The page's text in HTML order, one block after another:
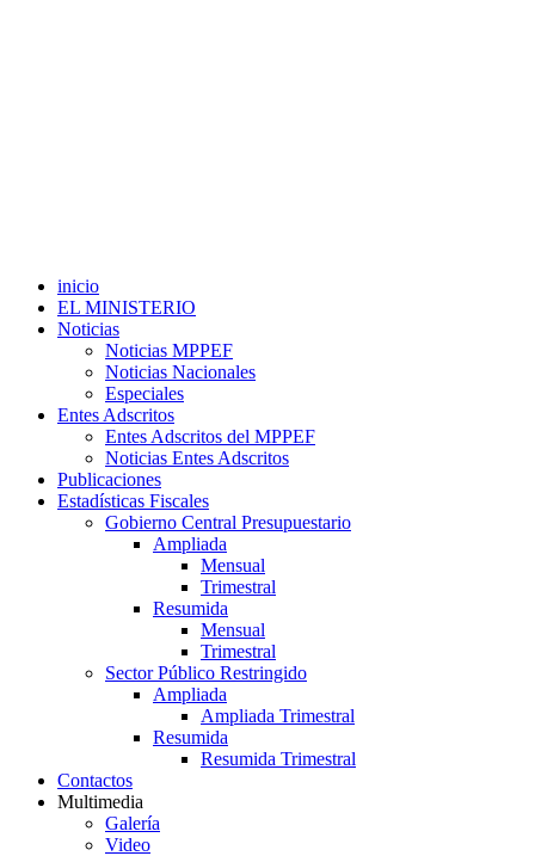
inicio
EL MINISTERIO
Noticias
Noticias MPPEF
Noticias Nacionales
Especiales
Entes Adscritos
Entes Adscritos del MPPEF
Noticias Entes Adscritos
Publicaciones
Estadísticas Fiscales
Gobierno Central Presupuestario
Ampliada
Mensual
Trimestral
Resumida
Mensual
Trimestral
Sector Público Restringido
Ampliada
Ampliada Trimestral
Resumida
Resumida Trimestral
Contactos
Multimedia
Galería
Video